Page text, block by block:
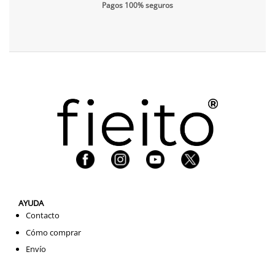
Pagos 100% seguros
AYUDA
Contacto
Cómo comprar
Envío